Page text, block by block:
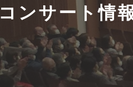
コンサート情